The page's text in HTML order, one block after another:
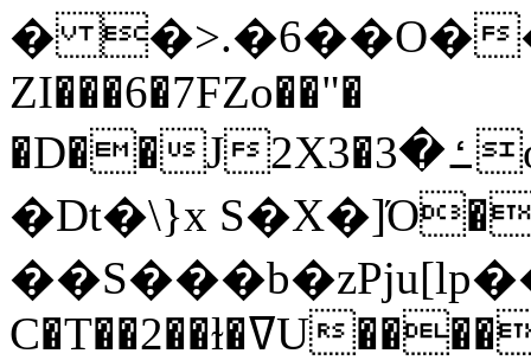
� �>.�6��O�
ZI���6�7FZo��"�
�D��J2X3�ߑ�3o�|aak�q�@����]�K���w���r;�
�Dt�\}x
C�T��2��ɫ�ߜU����2�L�����m" �